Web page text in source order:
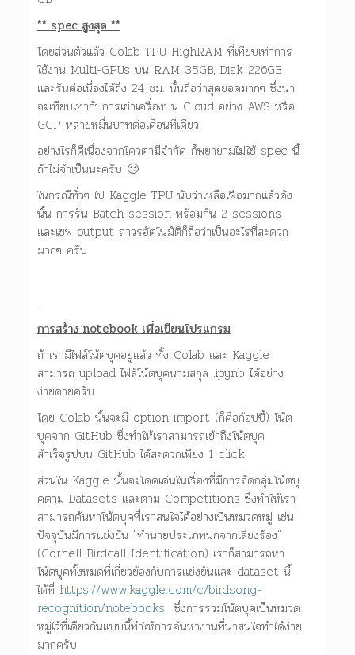
** spec สูงสุด **
โดยส่วนตัวแล้ว Colab TPU-HighRAM ที่เทียบเท่าการ
ใช้งาน Multi-GPUs บน RAM 35GB, Disk 226GB
และรันต่อเนื่องได้ถึง 24 ชม. นั้นถือว่าสุดยอดมากๆ ซึ่งน่า
จะเทียบเท่ากับการเช่าเครื่องบน Cloud อย่าง AWS หรือ
GCP หลายหมื่นบาทต่อเดือนทีเดียว
อย่างไรก็ดีเนื่องจากโควตามีจำกัด ก็พยายามไม่ใช้ spec นี้
ถ้าไม่จำเป็นนะครับ 🙂
ในกรณีทั่วๆ ไป Kaggle TPU นับว่าเหลือเฟือมากแล้วดัง
นั้น การรัน Batch session พร้อมกัน 2 sessions
และเซพ output ถาวรอัตโนมัติก็ถือว่าเป็นอะไรที่สะดวก
มากๆ ครับ
.
การสร้าง notebook เพื่อเขียนโปรแกรม
ถ้าเรามีไฟล์โน้ตบุคอยู่แล้ว ทั้ง Colab และ Kaggle
สามารถ upload ไฟล์โน้ตบุคนามสกุล .ipynb ได้อย่าง
ง่ายดายครับ
โดย Colab นั้นจะมี option import (ก็คือก้อปปี้) โน้ต
บุคจาก GitHub ซึ่งทำให้เราสามารถเข้าถึงโน้ตบุค
สำเร็จรูปบน GitHub ได้สะดวกเพียง 1 click
ส่วนใน Kaggle นั้นจะโดดเด่นในเรื่องที่มีการจัดกลุ่มโน้ตบุ
คตาม Datasets และตาม Competitions ซึ่งทำให้เรา
สามารถค้นหาโน้ตบุคที่เราสนใจได้อย่างเป็นหมวดหมู่ เช่น
ปัจจุบันมีการแข่งขัน "ทำนายประเภทนกจากเสียงร้อง"
(Cornell Birdcall Identification) เราก็สามารถหา
โน้ตบุคทั้งหมดที่เกี่ยวข้องกับการแข่งขันและ dataset นี้
ได้ที่ https://www.kaggle.com/c/birdsong-
recognition/notebooks ซึ่งการรวมโน้ตบุคเป็นหมวด
หมู่ไว้ที่เดียวกันแบบนี้ทำให้การค้นหางานที่น่าสนใจทำได้ง่าย
มากครับ